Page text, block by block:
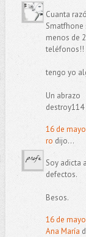
Cuanta
Smatfhone
menos de
teléfonos!!
tengo yo
Un abrazo
destroy114
16 de
ro dijo...
Soy adicta
defectos.
Besos.
16 de
Ana María